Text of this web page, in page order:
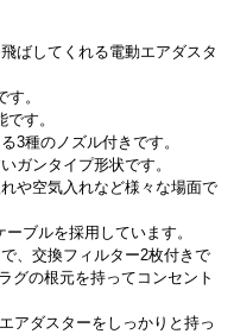
ばしてくれる電動エアダスタ
。
す。
3種のノズル付きです。
ガンタイプ形状です。
や空気入れなど様々な場面で
ブルを採用しています。
、交換フィルター2枚付きで
グの根元を持ってコンセント
アダスターをしっかりと持っ